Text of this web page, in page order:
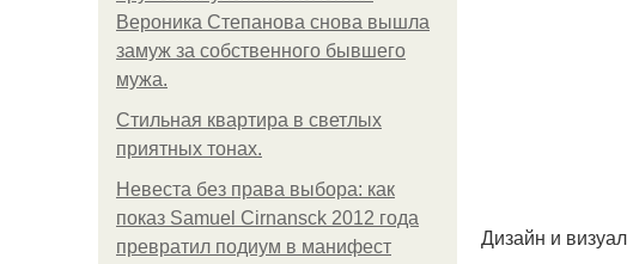
Вероника Степанова снова вышла
замуж за собственного бывшего
мужа.
Стильная квартира в светлых
приятных тонах.
Невеста без права выбора: как
показ Samuel Cirnansck 2012 года
превратил подиум в манифест
Дизайн и